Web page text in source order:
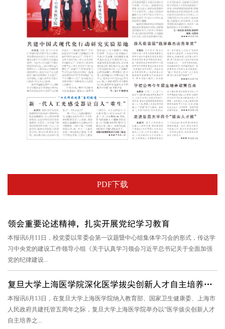
PDF下载
领会重要论述精神，扎实开展党纪学习教育
本报讯6月11日，校党委以常委会第一议题暨中心组集体学习会的形式，传达学
习中央党的建设工作领导小组《关于认真学习领会习近平总书记关于全面加强
党的纪律建设...
复旦大学上海医学院深化医学拔尖创新人才自主培养模式改革 中山...
本报讯6月13日，在复旦大学上海医学院纳入教育部、国家卫生健康委、上海市
人民政府共建托管五周年之际，复旦大学上海医学院举办以“医学拔尖创新人才
自主培养之...